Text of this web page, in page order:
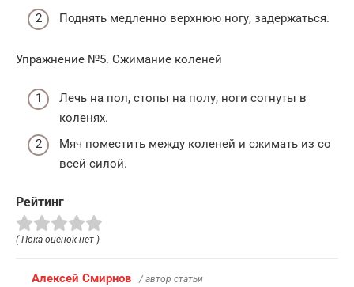
Поднять медленно верхнюю ногу, задержаться.
Упражнение №5. Сжимание коленей
Лечь на пол, стопы на полу, ноги согнуты в
коленях.
Мяч поместить между коленей и сжимать из со
всей силой.
Рейтинг
( Пока оценок нет )
Алексей Смирнов / автор статьи